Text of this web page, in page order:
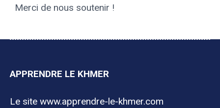
Merci de nous soutenir !
APPRENDRE LE KHMER
Le site www.apprendre-le-khmer.com